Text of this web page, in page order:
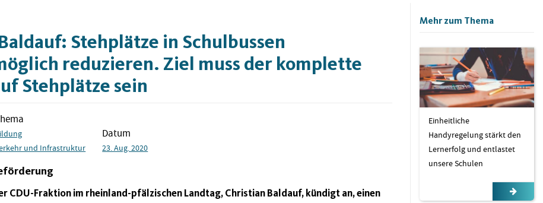
to
for
Stehplätze in Schulbussen
reduzieren. Ziel muss der komplette
Stehplätze sein
und Infrastruktur
Datum
23. Aug. 2020
CDU-Fraktion im rheinland-pfälzischen Landtag, Christian Baldauf, kündigt an, einen
Mehr zum Thema
Einheitliche
Handyregelung stärkt den
Lernerfolg und entlastet
unsere Schulen